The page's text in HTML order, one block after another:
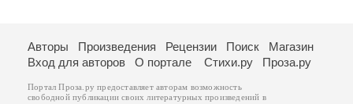
Авторы Произведения Рецензии Поиск
Магазин
Вход для авторов
О портале Стихи.ру Проза.ру
Портал Проза.ру предоставляет авторам возможность
свободной публикации своих литературных произведений в